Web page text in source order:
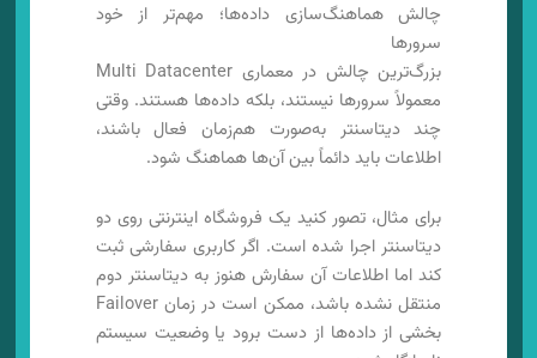
چالش هماهنگ‌سازی داده‌ها؛ مهم‌تر از خود
سرورها
بزرگ‌ترین چالش در معماری Multi Datacenter
معمولاً سرورها نیستند، بلکه داده‌ها هستند. وقتی
چند دیتاسنتر به‌صورت هم‌زمان فعال باشند،
اطلاعات باید دائماً بین آن‌ها هماهنگ شود.
برای مثال، تصور کنید یک فروشگاه اینترنتی روی دو
دیتاسنتر اجرا شده است. اگر کاربری سفارشی ثبت
کند اما اطلاعات آن سفارش هنوز به دیتاسنتر دوم
منتقل نشده باشد، ممکن است در زمان Failover
بخشی از داده‌ها از دست برود یا وضعیت سیستم